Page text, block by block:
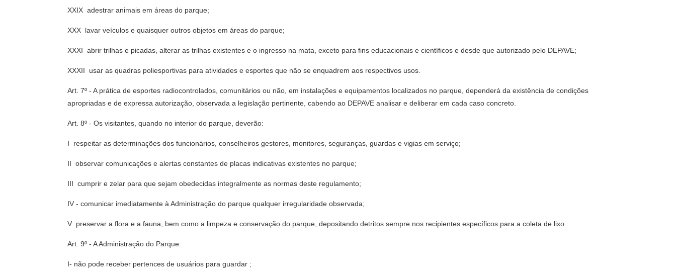
XXIX  adestrar animais em áreas do parque;
XXX  lavar veículos e quaisquer outros objetos em áreas do parque;
XXXI  abrir trilhas e picadas, alterar as trilhas existentes e o ingresso na mata, exceto para fins educacionais e científicos e desde que autorizado pelo DEPAVE;
XXXII  usar as quadras poliesportivas para atividades e esportes que não se enquadrem aos respectivos usos.
Art. 7º - A prática de esportes radiocontrolados, comunitários ou não, em instalações e equipamentos localizados no parque, dependerá da existência de condições
apropriadas e de expressa autorização, observada a legislação pertinente, cabendo ao DEPAVE analisar e deliberar em cada caso concreto.
Art. 8º - Os visitantes, quando no interior do parque, deverão:
I  respeitar as determinações dos funcionários, conselheiros gestores, monitores, seguranças, guardas e vigias em serviço;
II  observar comunicações e alertas constantes de placas indicativas existentes no parque;
III  cumprir e zelar para que sejam obedecidas integralmente as normas deste regulamento;
IV - comunicar imediatamente à Administração do parque qualquer irregularidade observada;
V  preservar a flora e a fauna, bem como a limpeza e conservação do parque, depositando detritos sempre nos recipientes específicos para a coleta de lixo.
Art. 9º - A Administração do Parque:
I- não pode receber pertences de usuários para guardar ;